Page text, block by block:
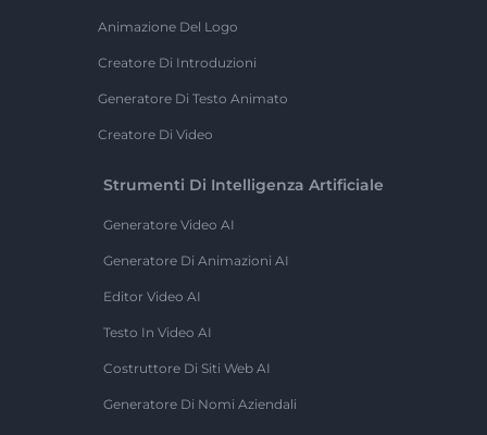
Animazione Del Logo
Creatore Di Introduzioni
Generatore Di Testo Animato
Creatore Di Video
Strumenti Di Intelligenza Artificiale
Generatore Video AI
Generatore Di Animazioni AI
Editor Video AI
Testo In Video AI
Costruttore Di Siti Web AI
Generatore Di Nomi Aziendali